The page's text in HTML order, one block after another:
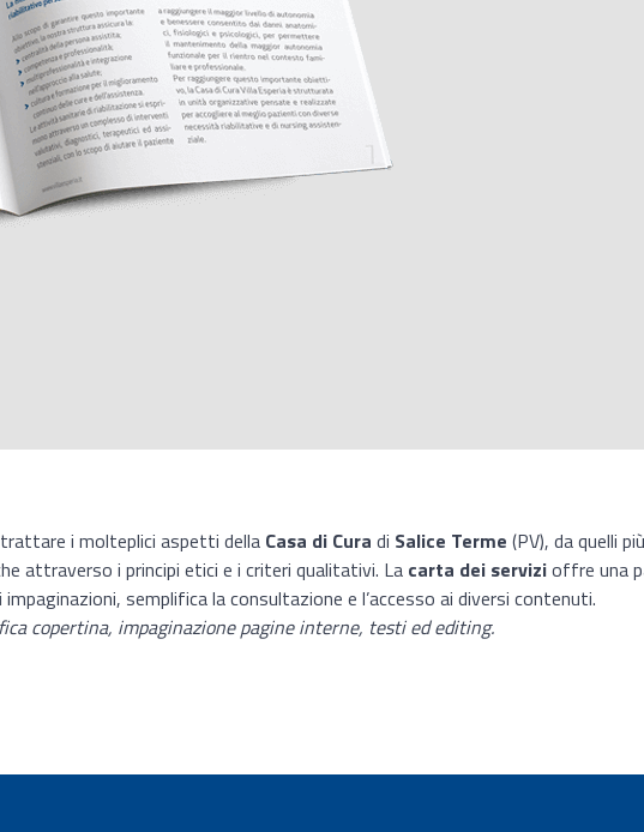
i molteplici aspetti della Casa di Cura di Salice Terme (PV), da quelli
attraverso i principi etici e i criteri qualitativi. La carta dei servizioffre una
semplifica la consultazione e l’accesso ai diversi contenuti.
copertina, impaginazione pagine interne, testi ed editing.